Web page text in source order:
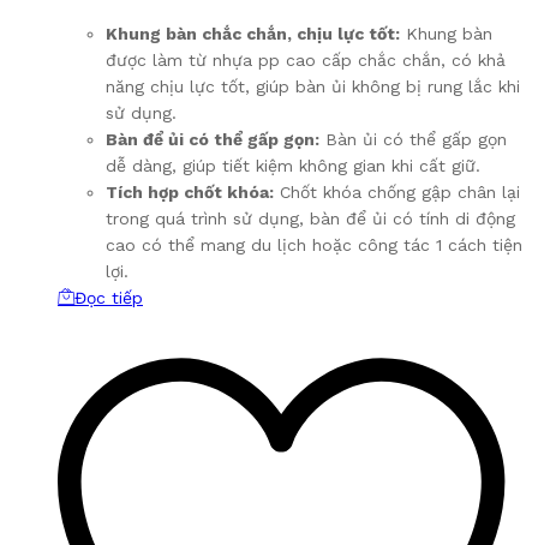
Khung bàn chắc chắn, chịu lực tốt: Khung bàn
được làm từ nhựa pp cao cấp chắc chắn, có khả
năng chịu lực tốt, giúp bàn ủi không bị rung lắc khi
sử dụng.
Bàn để ủi có thể gấp gọn: Bàn ủi có thể gấp gọn
dễ dàng, giúp tiết kiệm không gian khi cất giữ.
Tích hợp chốt khóa: Chốt khóa chống gập chân lại
trong quá trình sử dụng, bàn để ủi có tính di động
cao có thể mang du lịch hoặc công tác 1 cách tiện
lợi.
Đọc tiếp